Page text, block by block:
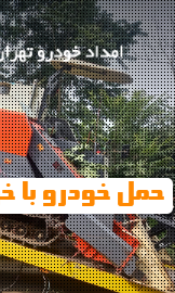
حمل خودرو با